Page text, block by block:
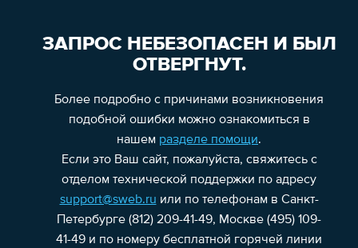
ЗАПРОС НЕБЕЗОПАСЕН И БЫЛ
ОТВЕРГНУТ.
Более подробно с причинами возникновения
подобной ошибки можно ознакомиться в
нашем разделе помощи.
Если это Ваш сайт, пожалуйста, свяжитесь с
отделом технической поддержки по адресу
support@sweb.ru или по телефонам в Санкт-
Петербурге (812) 209-41-49, Москве (495) 109-
41-49 и по номеру бесплатной горячей линии